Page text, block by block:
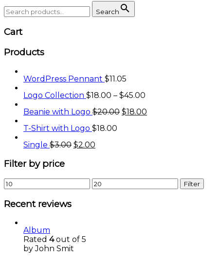
Search
for:
Search
Cart
Products
WordPress Pennant $11.05
Logo Collection $18.00 – $45.00
Beanie with Logo $20.00 $18.00
T-Shirt with Logo $18.00
Single $3.00 $2.00
Filter by price
Min
price
Max
price
Filter
Recent reviews
Album
Rated 4out of 5
by John Smit